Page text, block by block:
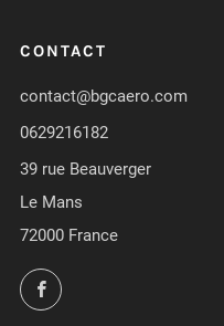
CONTACT
contact@bgcaero.com
0629216182
39 rue Beauverger
Le Mans
72000 France
Facebook